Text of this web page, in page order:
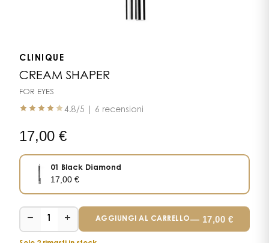
CLINIQUE
CREAM SHAPER
FOR EYES
4.8/5 | 6 recensioni
17,00 €
01 Black Diamond
17,00€
− 1 + AGGIUNGI AL CARRELLO— 17,00 €